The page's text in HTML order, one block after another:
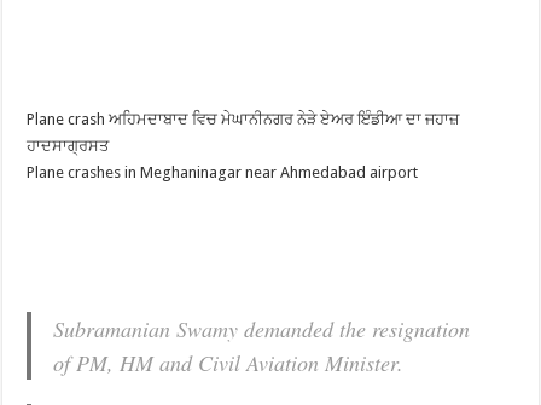
Plane crash ਅਹਿਮਦਾਬਾਦ ਵਿਚ ਮੇਘਾਨੀਨਗਰ ਨੇੜੇ ਏਅਰ ਇੰਡੀਆ ਦਾ ਜਹਾਜ਼
ਹਾਦਸਾਗ੍ਰਸਤ
Plane crashes in Meghaninagar near Ahmedabad airport
Subramanian Swamy demanded the resignation
of PM, HM and Civil Aviation Minister.